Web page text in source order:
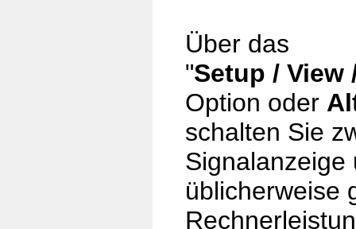
Über das
"Setup /
Option oder
schalten Sie
Signalanzeige
üblicherweise